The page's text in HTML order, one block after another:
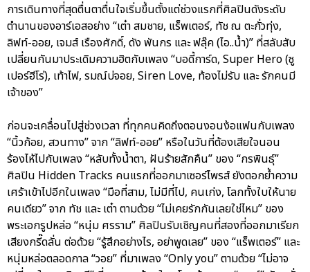
การเดินทางที่สุดตื่นตาตื่นใจเริ่มขึ้นตั้งแต่ช่วงแรกที่ศิลปินดังระดับ
ตำนานของอาร์เอสอย่าง “เต๋า สมชาย, แร็พเตอร์, ทัช ณ ตะกั่วทุ่ง,
ลิฟท์-ออย, เจมส์ เรืองศักดิ์, ดัง พันกร และ ฟลุ๊ค (ไอ..น้ำ)” ที่สลับสับ
เปลี่ยนกันมาประเดิมความฮิตกับเพลง “บอดี้การ์ด, Super Hero (ซู
เปอร์ฮีโร่), เท้าไฟ, รมณ์บ่จอย, Siren Love, ท้องไม่รับ และ รักคนมี
เจ้าของ”
ก่อนจะเคลื่อนไปสู่ช่วงเวลา ที่ทุกคนคิดถึงตอนงอนง้อแฟนกับเพลง
“นิ้วก้อย, สวนทาง” จาก “ลิฟท์-ออย” หรือในวันที่ต้องเสียใจนอน
ร้องไห้ไปกับเพลง “หลับทั้งน้ำตา, ฝันร้ายสักคืน” ของ “กรพินธุ์”
ศิลปิน Hidden Tracks คนแรกที่ออกมาเซอร์ไพรส์ ยังตอกย้ำความ
เศร้าเข้าไปอีกในเพลง “มือที่สาม, ไม่มีที่ไป, คนเก่ง, โลกทั้งใบให้นาย
คนเดียว” จาก ทัช และ เต๋า ตามด้วย “ไม่เคยรักกันเลยใช่ไหม” ของ
พระเอกรูปหล่อ “หนุ่ม ศรราม” ศิลปินรับเชิญคนที่สองที่ออกมาเรียก
เสียงกรี๊ดลั่น ต่อด้วย “รู้สึกอย่างไร, อย่าพูดเลย” ของ “แร็พเตอร์” และ
หนุ่มหล่อตลอดกาล “วอย” ที่มาเพลง “Only you” ตามด้วย “ไม่อาจ